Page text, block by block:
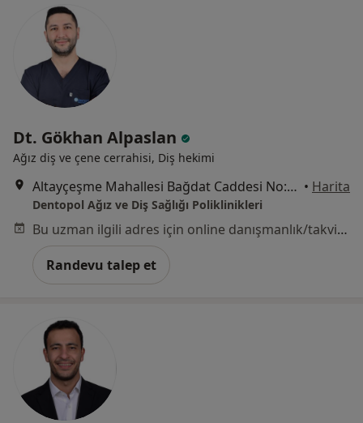
Dt. Gökhan Alpaslan
Ağız diş ve çene cerrahisi, Diş hekimi
Altayçeşme Mahallesi Bağdat Caddesi No:317, Maltepe • Harita
Dentopol Ağız ve Diş Sağlığı Poliklinikleri
Bu uzman ilgili adres için online danışmanlık/takvim sunmuyor.
Randevu talep et